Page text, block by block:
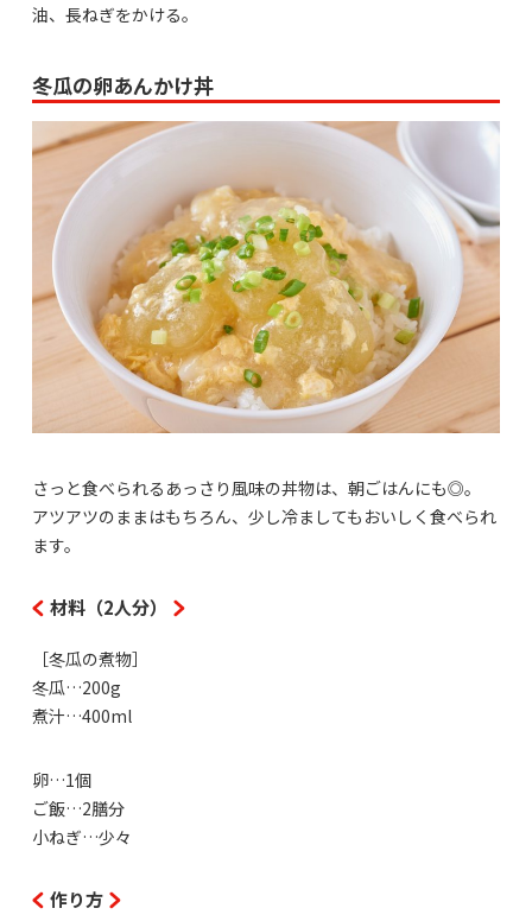
油、長ねぎをかける。
冬瓜の卵あんかけ丼
さっと食べられるあっさり風味の丼物は、朝ごはんにも◎。
アツアツのままはもちろん、少し冷ましてもおいしく食べられ
ます。
材料（2人分）
［冬瓜の煮物］
冬瓜…200g
煮汁…400ml
卵…1個
ご飯…2膳分
小ねぎ…少々
作り方